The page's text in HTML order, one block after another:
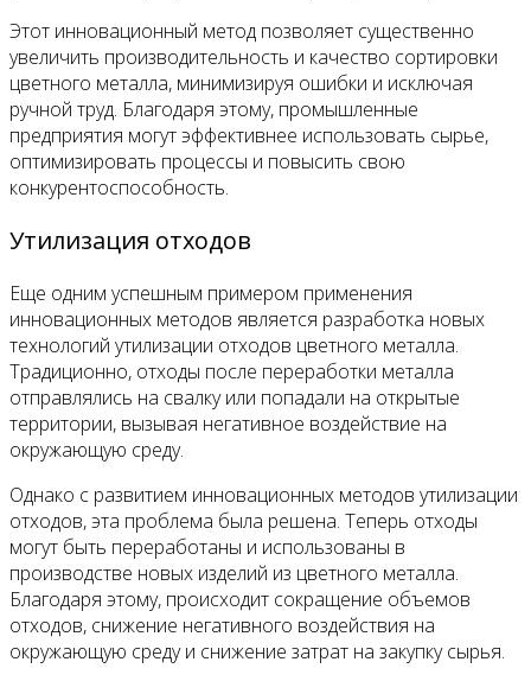
Этот инновационный метод позволяет существенно
увеличить производительность и качество сортировки
цветного металла, минимизируя ошибки и исключая
ручной труд. Благодаря этому, промышленные
предприятия могут эффективнее использовать сырье,
оптимизировать процессы и повысить свою
конкурентоспособность.
Утилизация отходов
Еще одним успешным примером применения
инновационных методов является разработка новых
технологий утилизации отходов цветного металла.
Традиционно, отходы после переработки металла
отправлялись на свалку или попадали на открытые
территории, вызывая негативное воздействие на
окружающую среду.
Однако с развитием инновационных методов утилизации
отходов, эта проблема была решена. Теперь отходы
могут быть переработаны и использованы в
производстве новых изделий из цветного металла.
Благодаря этому, происходит сокращение объемов
отходов, снижение негативного воздействия на
окружающую среду и снижение затрат на закупку сырья.